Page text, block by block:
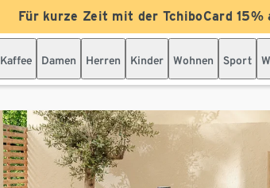
Für kurze Zeit mit der TchiboCard
Kaffee Damen Herren Kinder Wohnen Sport